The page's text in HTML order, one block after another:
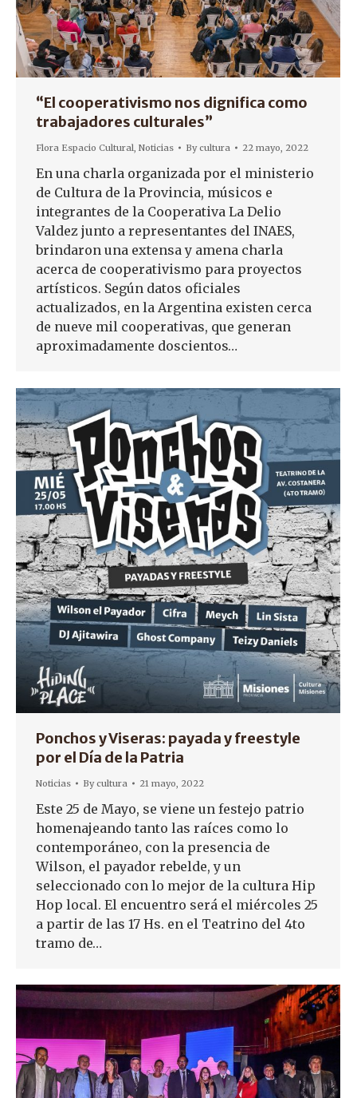
“El cooperativismo nos dignifica como
trabajadores culturales”
Flora Espacio Cultural, Noticias Bycultura 22 mayo, 2022
En una charla organizada por el ministerio
de Cultura de la Provincia, músicos e
integrantes de la Cooperativa La Delio
Valdez junto a representantes del INAES,
brindaron una extensa y amena charla
acerca de cooperativismo para proyectos
artísticos. Según datos oficiales
actualizados, en la Argentina existen cerca
de nueve mil cooperativas, que generan
aproximadamente doscientos…
Ponchos y Viseras: payada y freestyle
por el Día de la Patria
Noticias Bycultura 21 mayo, 2022
Este 25 de Mayo, se viene un festejo patrio
homenajeando tanto las raíces como lo
contemporáneo, con la presencia de
Wilson, el payador rebelde, y un
seleccionado con lo mejor de la cultura Hip
Hop local. El encuentro será el miércoles 25
a partir de las 17 Hs. en el Teatrino del 4to
tramo de…